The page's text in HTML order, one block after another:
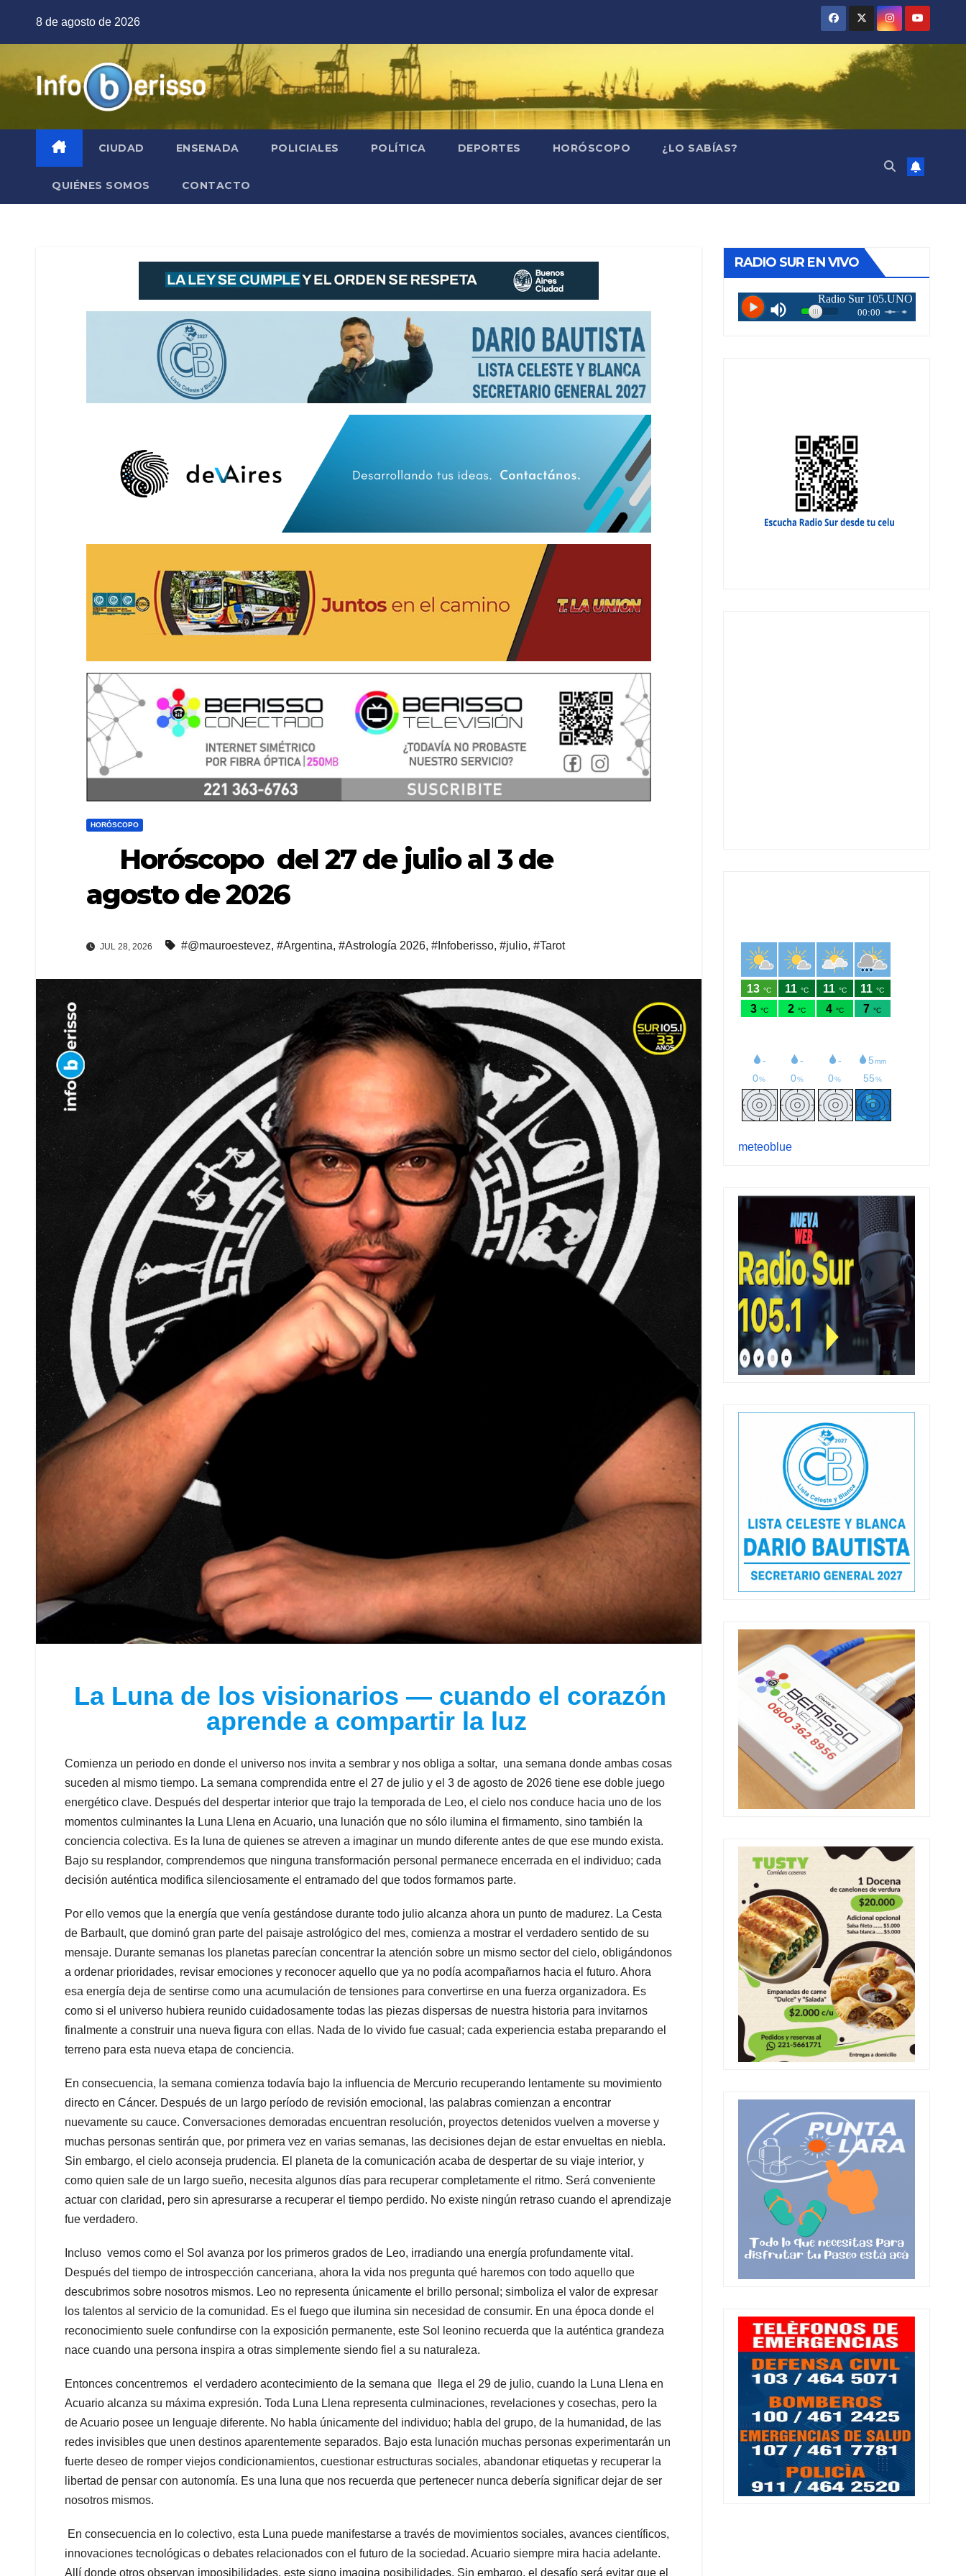
8 de agosto de 2026
CIUDAD ENSENADA POLICIALES POLÍTICA DEPORTES HORÓSCOPO ¿LO SABÍAS?
QUIÉNES SOMOS CONTACTO
HORÓSCOPO
Horóscopo del 27 de julio al 3 de
agosto de 2026
JUL 28, 2026 #@mauroestevez, #Argentina, #Astrología 2026, #Infoberisso, #julio, #Tarot
La Luna de los visionarios — cuando el corazón
aprende a compartir la luz
Comienza un periodo en donde el universo nos invita a sembrar y nos obliga a soltar, una semana donde ambas cosas
suceden al mismo tiempo. La semana comprendida entre el 27 de julio y el 3 de agosto de 2026 tiene ese doble juego
energético clave. Después del despertar interior que trajo la temporada de Leo, el cielo nos conduce hacia uno de los
momentos culminantes la Luna Llena en Acuario, una lunación que no sólo ilumina el firmamento, sino también la
conciencia colectiva. Es la luna de quienes se atreven a imaginar un mundo diferente antes de que ese mundo exista.
Bajo su resplandor, comprendemos que ninguna transformación personal permanece encerrada en el individuo; cada
decisión auténtica modifica silenciosamente el entramado del que todos formamos parte.
Por ello vemos que la energía que venía gestándose durante todo julio alcanza ahora un punto de madurez. La Cesta
de Barbault, que dominó gran parte del paisaje astrológico del mes, comienza a mostrar el verdadero sentido de su
mensaje. Durante semanas los planetas parecían concentrar la atención sobre un mismo sector del cielo, obligándonos
a ordenar prioridades, revisar emociones y reconocer aquello que ya no podía acompañarnos hacia el futuro. Ahora
esa energía deja de sentirse como una acumulación de tensiones para convertirse en una fuerza organizadora. Es
como si el universo hubiera reunido cuidadosamente todas las piezas dispersas de nuestra historia para invitarnos
finalmente a construir una nueva figura con ellas. Nada de lo vivido fue casual; cada experiencia estaba preparando el
terreno para esta nueva etapa de conciencia.
En consecuencia, la semana comienza todavía bajo la influencia de Mercurio recuperando lentamente su movimiento
directo en Cáncer. Después de un largo período de revisión emocional, las palabras comienzan a encontrar
nuevamente su cauce. Conversaciones demoradas encuentran resolución, proyectos detenidos vuelven a moverse y
muchas personas sentirán que, por primera vez en varias semanas, las decisiones dejan de estar envueltas en niebla.
Sin embargo, el cielo aconseja prudencia. El planeta de la comunicación acaba de despertar de su viaje interior, y
como quien sale de un largo sueño, necesita algunos días para recuperar completamente el ritmo. Será conveniente
actuar con claridad, pero sin apresurarse a recuperar el tiempo perdido. No existe ningún retraso cuando el aprendizaje
fue verdadero.
Incluso vemos como el Sol avanza por los primeros grados de Leo, irradiando una energía profundamente vital.
Después del tiempo de introspección canceriana, ahora la vida nos pregunta qué haremos con todo aquello que
descubrimos sobre nosotros mismos. Leo no representa únicamente el brillo personal; simboliza el valor de expresar
los talentos al servicio de la comunidad. Es el fuego que ilumina sin necesidad de consumir. En una época donde el
reconocimiento suele confundirse con la exposición permanente, este Sol leonino recuerda que la auténtica grandeza
nace cuando una persona inspira a otras simplemente siendo fiel a su naturaleza.
Entonces concentremos el verdadero acontecimiento de la semana que llega el 29 de julio, cuando la Luna Llena en
Acuario alcanza su máxima expresión. Toda Luna Llena representa culminaciones, revelaciones y cosechas, pero la
de Acuario posee un lenguaje diferente. No habla únicamente del individuo; habla del grupo, de la humanidad, de las
redes invisibles que unen destinos aparentemente separados. Bajo esta lunación muchas personas experimentarán un
fuerte deseo de romper viejos condicionamientos, cuestionar estructuras sociales, abandonar etiquetas y recuperar la
libertad de pensar con autonomía. Es una luna que nos recuerda que pertenecer nunca debería significar dejar de ser
nosotros mismos.
En consecuencia en lo colectivo, esta Luna puede manifestarse a través de movimientos sociales, avances científicos,
innovaciones tecnológicas o debates relacionados con el futuro de la sociedad. Acuario siempre mira hacia adelante.
Allí donde otros observan imposibilidades, este signo imagina posibilidades. Sin embargo, el desafío será evitar que el
RADIO SUR EN VIVO
meteoblue